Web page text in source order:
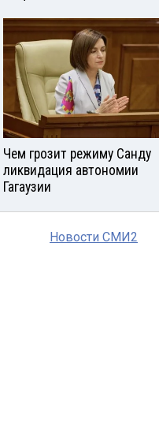
Чем грозит режиму Санду
ликвидация автономии
Гагаузии
Новости СМИ2